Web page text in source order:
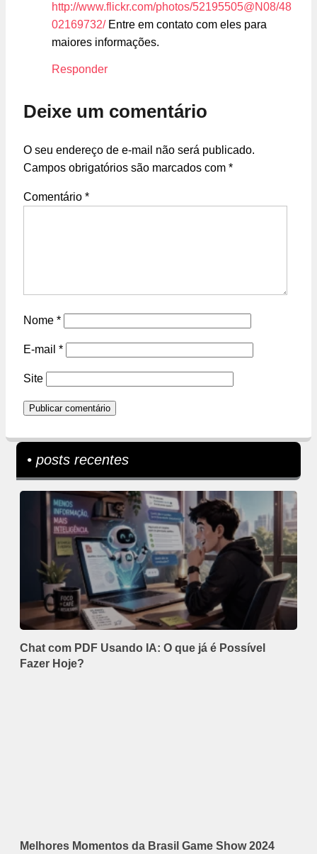
http://www.flickr.com/photos/52195505@N08/48
02169732/Entre em contato com eles para
maiores informações.
Responder
Deixe um comentário
O seu endereço de e-mail não será publicado.
Campos obrigatórios são marcados com *
Comentário *
Nome *
E-mail *
Site
• posts recentes
Chat com PDF Usando IA: O que já é Possível
Fazer Hoje?
Melhores Momentos da Brasil Game Show 2024